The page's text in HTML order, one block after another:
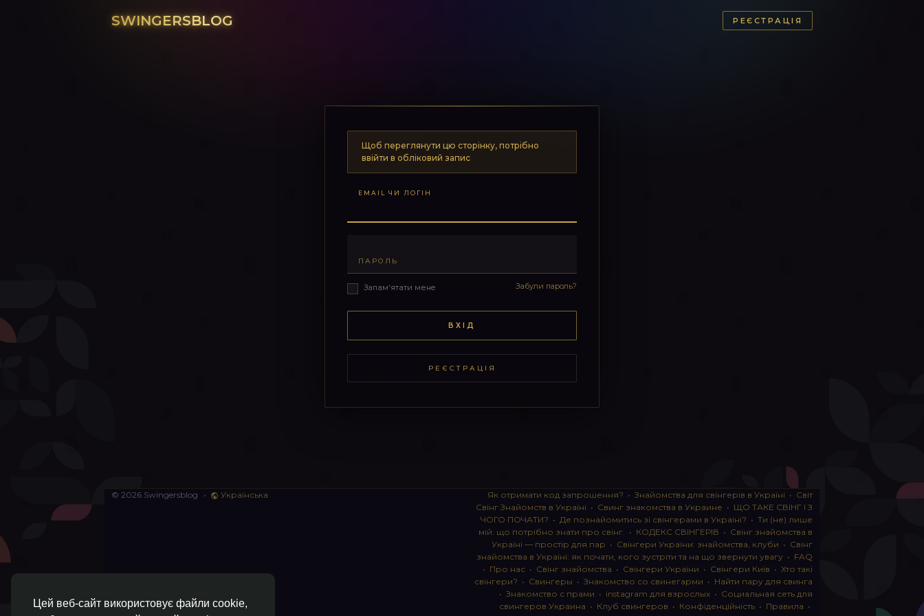
Цей веб-сайт використовує файли cookie,
SWINGERSBLOG РЕЄСТРАЦІЯ
Щоб переглянути цю сторінку, потрібно
ввійти в обліковий запис
EMAIL ЧИ ЛОГІН
ПАРОЛЬ
Запам'ятати мене Забули пароль?
ВХІД
РЕЄСТРАЦІЯ
© 2026 Swingersblog • Українська Як отримати код запрошення? • Знайомства для свінгерів в Україні • Світ
Свінг Знайомств в Україні • Свинг знакомства в Украине • ЩО ТАКЕ СВІНГ І З
ЧОГО ПОЧАТИ? • Де познайомитись зі свінгерами в Україні? • Ти (не) лише
мій: що потрібно знати про свінг. • КОДЕКС СВІНГЕРІВ • Свінг знайомства в
Україні — простір для пар • Свінгери України: знайомства, клуби • Свінг
знайомства в Україні: як почати, кого зустріти та на що звернути увагу • FAQ
• Про нас • Свінг знайомства • Свінгери України • Свінгери Київ • Хто такі
свінгери? • Свингеры • Знакомство со свинегарми • Найти пару для свинга
• Знакомство с прами • instagram для взрослых • Социальная сеть для
свингеров Украина • Клуб свингеров • Конфіденційність • Правила •